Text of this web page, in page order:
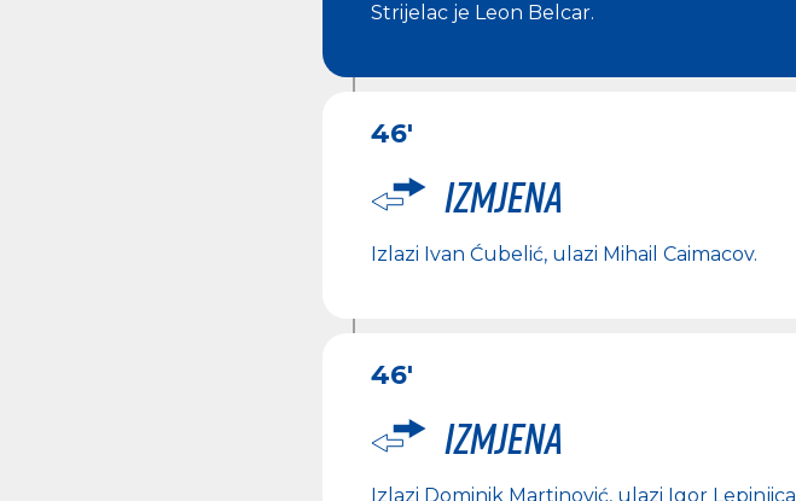
Strijelac je Leon Belcar.
46'
Izmjena
Izlazi Ivan Ćubelić, ulazi Mihail Caimacov.
46'
Izmjena
Izlazi Dominik Martinović, ulazi Igor Lepinjica